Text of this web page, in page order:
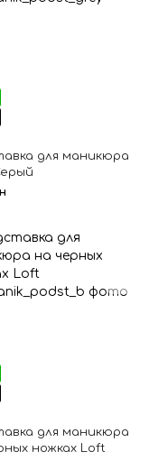
для маникюра
для маникюра
ножках Loft